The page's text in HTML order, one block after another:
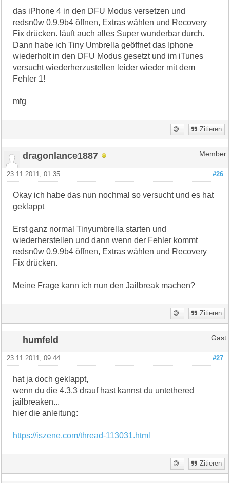
das iPhone 4 in den DFU Modus versetzen und
redsn0w 0.9.9b4 öffnen, Extras wählen und Recovery
Fix drücken. läuft auch alles Super wunderbar durch.
Dann habe ich Tiny Umbrella geöffnet das Iphone
wiederholt in den DFU Modus gesetzt und im iTunes
versucht wiederherzustellen leider wieder mit dem
Fehler 1!
mfg
Zitieren
dragonlance1887 Member
#26
23.11.2011, 01:35
Okay ich habe das nun nochmal so versucht und es hat
geklappt
Erst ganz normal Tinyumbrella starten und
wiederherstellen und dann wenn der Fehler kommt
redsn0w 0.9.9b4 öffnen, Extras wählen und Recovery
Fix drücken.
Meine Frage kann ich nun den Jailbreak machen?
Zitieren
humfeld Gast
#27
23.11.2011, 09:44
hat ja doch geklappt,
wenn du die 4.3.3 drauf hast kannst du untethered
jailbreaken...
hier die anleitung:
https://iszene.com/thread-113031.html
Zitieren